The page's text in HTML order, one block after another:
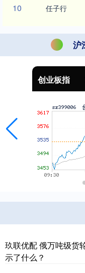
10 任子行
沪
创业板指
玖联优配 俄万吨级货
示了什么？